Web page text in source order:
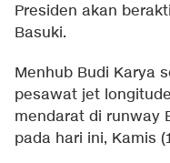
Presiden akan
Basuki.
Menhub Budi Karya
pesawat jet
mendarat di runway
pada hari ini, Kamis